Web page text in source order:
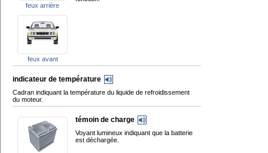
feux arrière
feux avant
indicateur de température
Cadran indiquant la température du liquide de refroidissement
du moteur.
témoin de charge
Voyant lumineux indiquant que la batterie
est déchargée.